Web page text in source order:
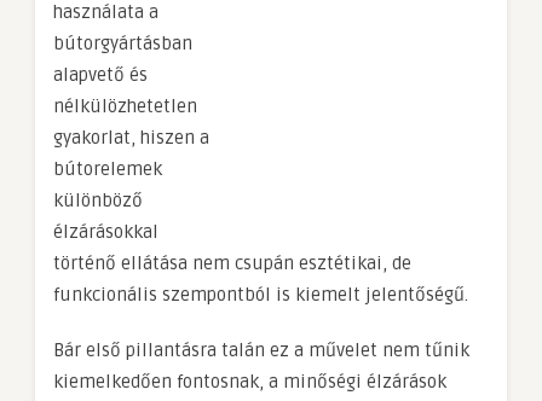
használata a
bútorgyártásban
alapvető és
nélkülözhetetlen
gyakorlat, hiszen a
bútorelemek
különböző
élzárásokkal
történő ellátása nem csupán esztétikai, de
funkcionális szempontból is kiemelt jelentőségű.
Bár első pillantásra talán ez a művelet nem tűnik
kiemelkedően fontosnak, a minőségi élzárások